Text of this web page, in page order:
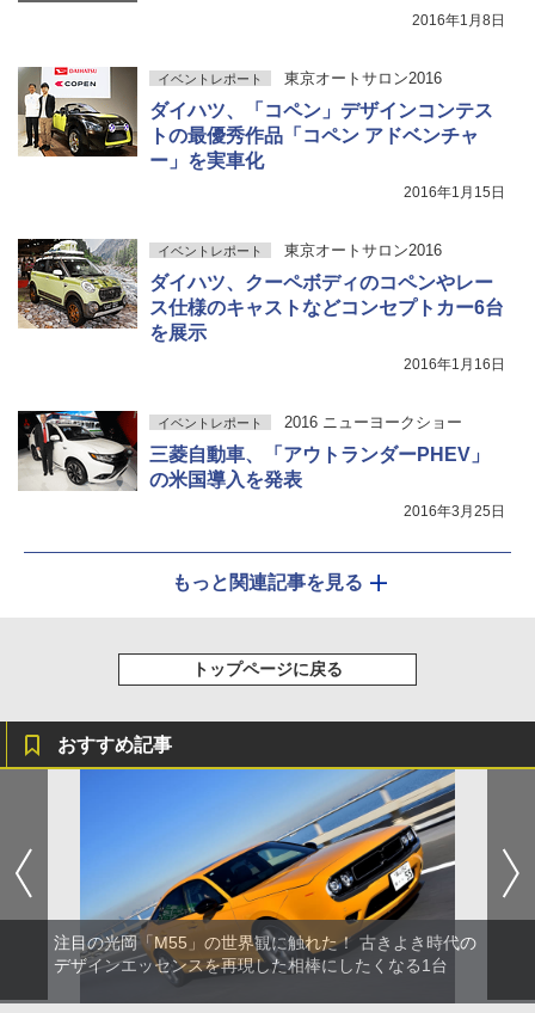
2016年1月8日
イベントレポート 東京オートサロン2016
ダイハツ、「コペン」デザインコンテス
トの最優秀作品「コペン アドベンチャ
ー」を実車化
2016年1月15日
イベントレポート 東京オートサロン2016
ダイハツ、クーペボディのコペンやレー
ス仕様のキャストなどコンセプトカー6台
を展示
2016年1月16日
イベントレポート 2016 ニューヨークショー
三菱自動車、「アウトランダーPHEV」
の米国導入を発表
2016年3月25日
もっと関連記事を見る
トップページに戻る
おすすめ記事
注目の光岡「M55」の世界観に触れた！ 古きよき時代の
デザインエッセンスを再現した相棒にしたくなる1台